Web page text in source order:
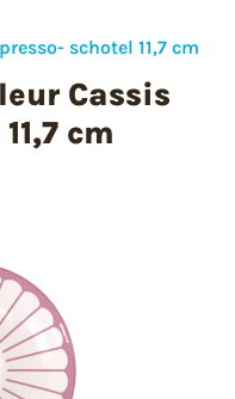
schotel 11,7 cm
Cassis
cm